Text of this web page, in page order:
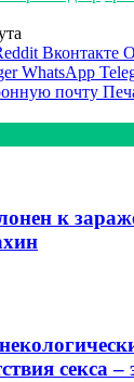
Вконтакте
WhatsApp
почту
к
секса –